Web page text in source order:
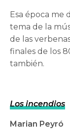
Esa época me
tema de la
de las
finales de los
también.
Los incendios
Marian Peyró